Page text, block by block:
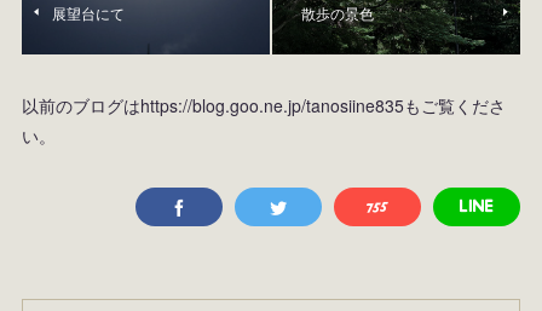
展望台にて 散歩の景色
以前のブログはhttps://blog.goo.ne.jp/tanosiine835もご覧くださ
い。